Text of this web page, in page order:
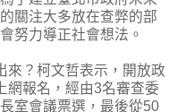
關注大多放在查弊的部
努力導正社會想法。
來？柯文哲表示，開放政
網報名，經由3名審查委
室會議票選，最後從50